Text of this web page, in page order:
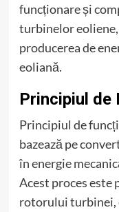
funcționare și
turbinelor
producerea de
eoliană.
Principiul de
Principiul de
bazează pe
în energie
Acest proces
rotorului turbinei,